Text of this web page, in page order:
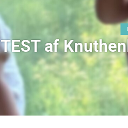
TEST af